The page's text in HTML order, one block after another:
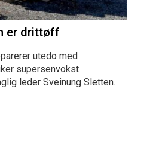
er drittøff
utedo med
supersenvokst
leder Sveinung Sletten.